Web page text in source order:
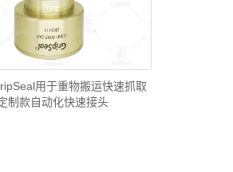
用于重物搬运快速抓取
制款自动化快速接头